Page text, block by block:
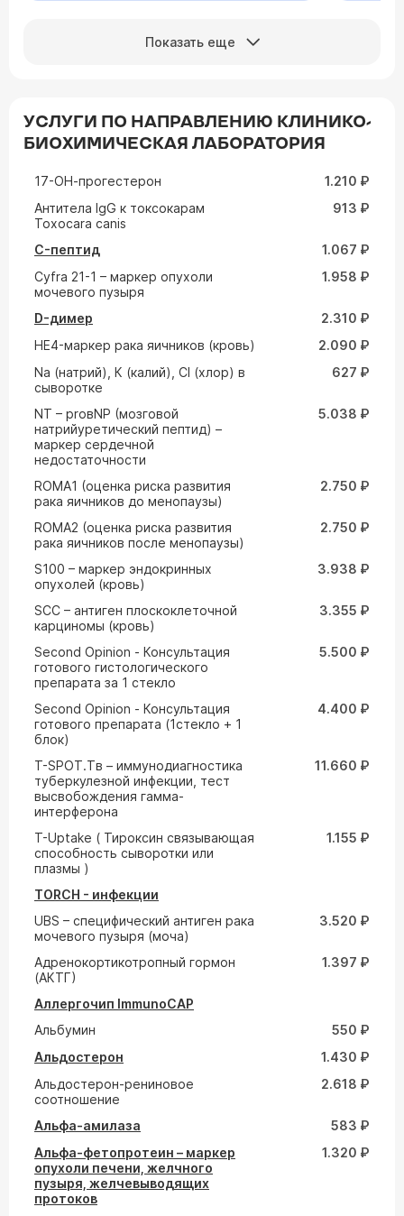
Показать еще
УСЛУГИ ПО НАПРАВЛЕНИЮ КЛИНИКО-
БИОХИМИЧЕСКАЯ ЛАБОРАТОРИЯ
17-ОН-прогестерон
1.210 ₽
Aнтитела IgG к токсокарам
Toxocara canis
913 ₽
C-пептид
1.067 ₽
Cyfra 21-1 – маркер опухоли
мочевого пузыря
1.958 ₽
D-димер
2.310 ₽
HE4-маркер рака яичников (кровь)
2.090 ₽
Na (натрий), К (калий), Cl (хлор) в
сыворотке
627 ₽
NT – proвNP (мозговой
натрийуретический пептид) –
маркер сердечной
недостаточности
5.038 ₽
ROMA1 (оценка риска развития
рака яичников до менопаузы)
2.750 ₽
ROMA2 (оценка риска развития
рака яичников после менопаузы)
2.750 ₽
S100 – маркер эндокринных
опухолей (кровь)
3.938 ₽
SCC – антиген плоскоклеточной
карциномы (кровь)
3.355 ₽
Second Opinion - Консультация
готового гистологического
препарата за 1 стекло
5.500 ₽
Second Opinion - Консультация
готового препарата (1стекло + 1
блок)
4.400 ₽
T-SPOT.Tв – иммунодиагностика
туберкулезной инфекции, тест
высвобождения гамма-
интерферона
11.660 ₽
T-Uptake ( Тироксин связывающая
способность сыворотки или
плазмы )
1.155 ₽
TORCH - инфекции
UВS – специфический антиген рака
мочевого пузыря (моча)
3.520 ₽
Адренокортикотропный гормон
(АКТГ)
1.397 ₽
Аллергочип ImmunoCAP
Альбумин
550 ₽
Альдостерон
1.430 ₽
Альдостерон-рениновое
соотношение
2.618 ₽
Альфа-амилаза
583 ₽
Альфа-фетопротеин – маркер
опухоли печени, желчного
пузыря, желчевыводящих
протоков
1.320 ₽